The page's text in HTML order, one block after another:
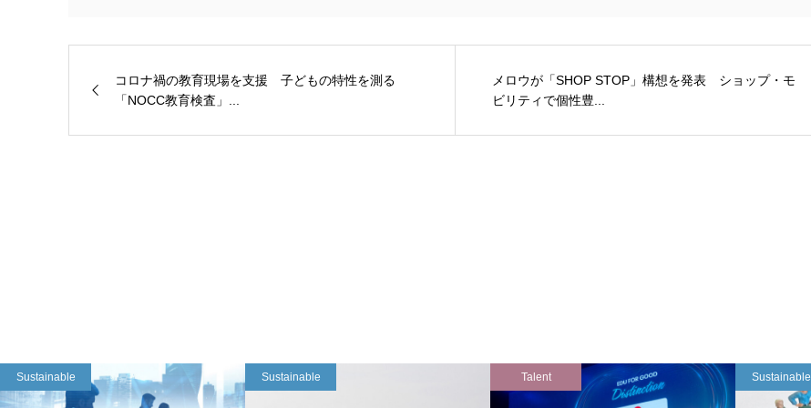
コロナ禍の教育現場を支援 子どもの特性を測る
「NOCC教育検査」...
メロウが「SHOP STOP」構想を発表 ショップ・モ
ビリティで個性豊...
Sustainable Sustainable Talent Sustainable